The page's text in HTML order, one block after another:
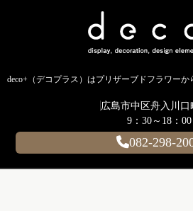
広島市中区舟入川口
9：30～18：00
082-298-